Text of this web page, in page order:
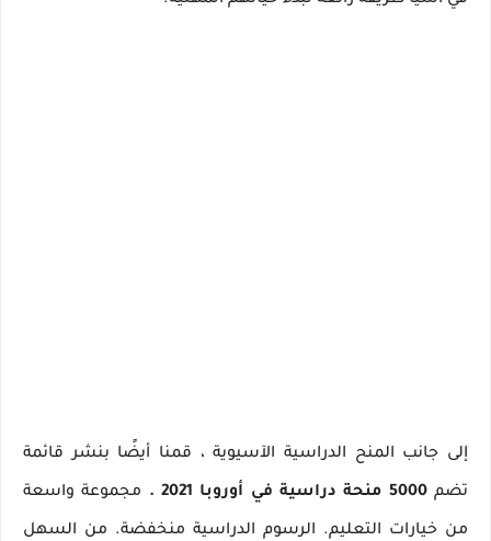
إلى جانب المنح الدراسية الآسيوية ، قمنا أيضًا بنشر قائمة
تضم5000 منحة دراسية في أوروبا 2021 . مجموعة واسعة
من خيارات التعليم. الرسوم الدراسية منخفضة. من السهل